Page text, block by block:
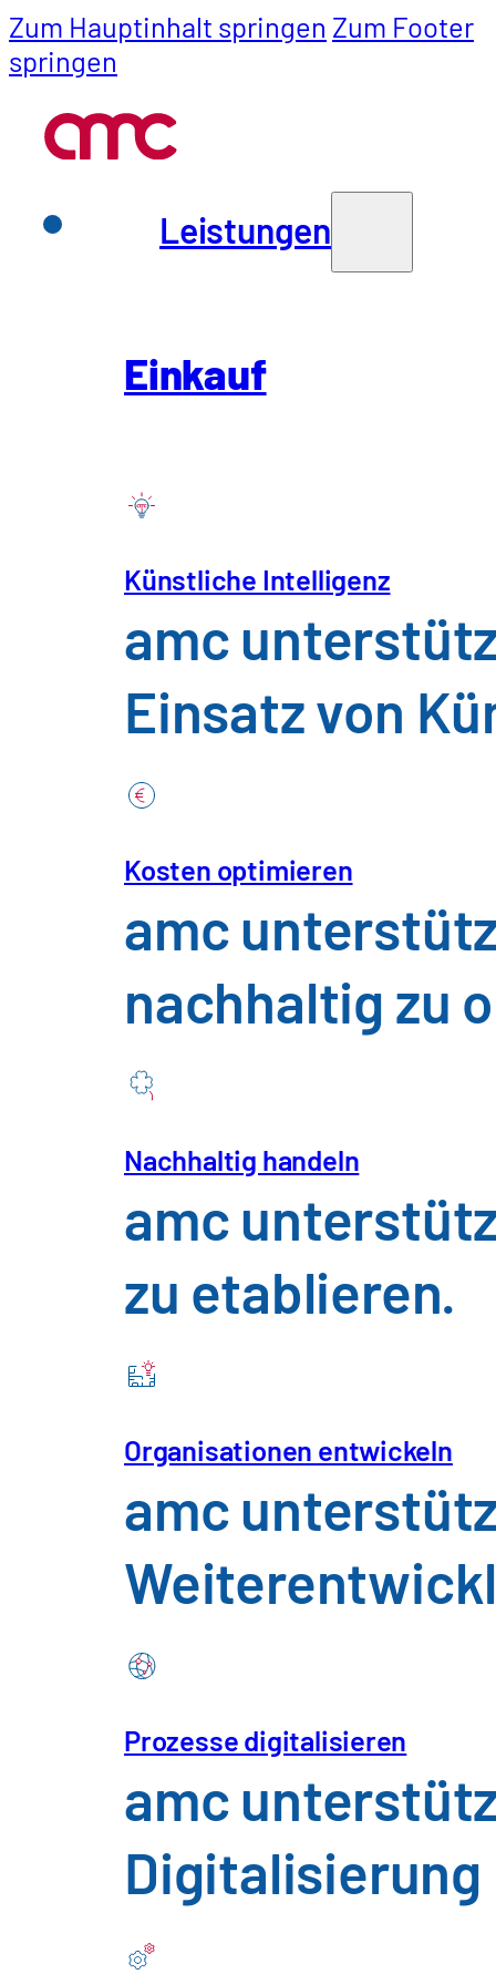
Zum Hauptinhalt springen Zum Footer
springen
Leistungen
Einkauf
Künstliche Intelligenz
amc
Einsatz von
Kosten optimieren
amc
nachhaltig zu
Nachhaltig handeln
amc
zu etablieren.
Organisationen entwickeln
amc
Prozesse digitalisieren
amc
Digitalisierung
Leistungen
Einkauf
SCM
Automotive
Chemie,
Handel,
Versorger
Insights
UnsKarriere
DAK
Mehr Wert
Insight herunterladen